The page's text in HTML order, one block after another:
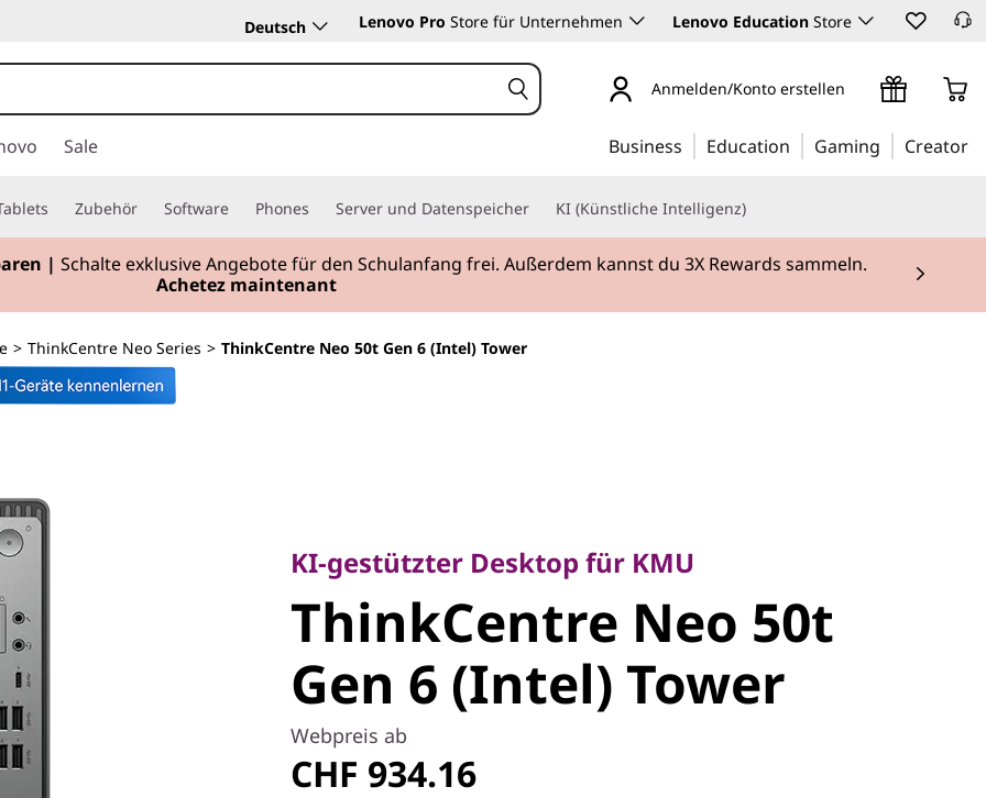
Deutsch Lenovo Pro Store für Unternehmen Lenovo Education Store
Anmelden/Konto erstellen
Sale Business Education Gaming Creator
Zubehör Software Phones Server und Datenspeicher KI (Künstliche Intelligenz)
| Schalte exklusive Angebote für den Schulanfang frei. Außerdem kannst du 3X Rewards sammeln.
Achetez maintenant
> ThinkCentre Neo Series > ThinkCentre Neo 50t Gen 6 (Intel) Tower
ThinkCentre Neo
50t Gen 6 (Intel)
Tower
KI-gestützter Desktop für KMU
ThinkCentre Neo 50t
Gen 6 (Intel) Tower
Webpreis ab
CHF 934.16